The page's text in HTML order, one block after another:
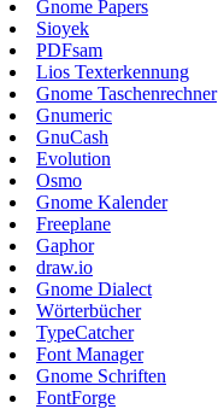
Gnome Papers
Sioyek
PDFsam
Lios Texterkennung
Gnome Taschenrechner
Gnumeric
GnuCash
Evolution
Osmo
Gnome Kalender
Freeplane
Gaphor
draw.io
Gnome Dialect
Wörterbücher
TypeCatcher
Font Manager
Gnome Schriften
FontForge